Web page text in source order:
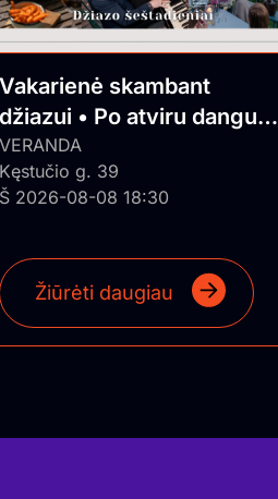
Vakarienė skambant
džiazui • Po atviru dangumi
• Piano Jazz
VERANDA
Kęstučio g. 39
Š 2026-08-08 18:30
Žiūrėti daugiau